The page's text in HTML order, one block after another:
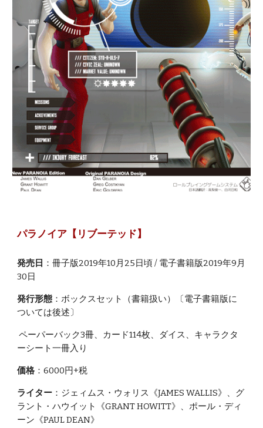
パラノイア【リブーテッド】
発売日 ：冊子版2019年10月25日頃 / 電子書籍版2019年9月
30日
発行形態 ：ボックスセット（書籍扱い）〔電子書籍版に
ついては後述〕
ペーパーバック3冊、カード114枚、ダイス、キャラクタ
ーシート一冊入り
価格 ：6000円+税
ライター ：ジェィムス・ウォリス《JAMES WALLIS》、グ
ラント・ハウイット《GRANT HOWITT》、ポール・ディ
ーン《PAUL DEAN》